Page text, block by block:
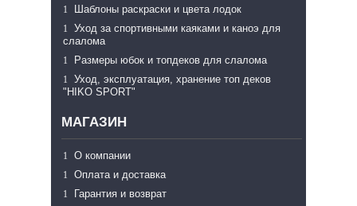
Шаблоны раскраски и цвета лодок
Уход за спортивными каяками и каноэ для
слалома
Размеры юбок и топдеков для слалома
Уход, эксплуатация, хранение топ деков
"HIKO SPORT"
МАГАЗИН
О компании
Оплата и доставка
Гарантия и возврат